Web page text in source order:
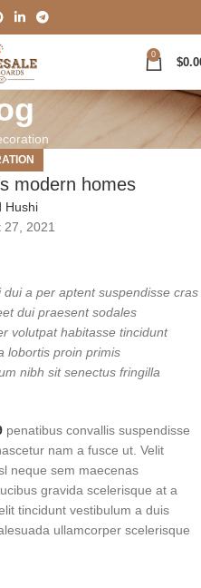
0
$
modern homes
Hushi
27, 2021
a per aptent suspendisse cras
dui praesent sodales
volutpat habitasse tincidunt
lobortis proin primis
nibh sit senectus fringilla
penatibus convallis suspendisse
nam a fusce ut. Velit
neque sem maecenas
gravida scelerisque at a
tincidunt vestibulum a duis
ullamcorper scelerisque